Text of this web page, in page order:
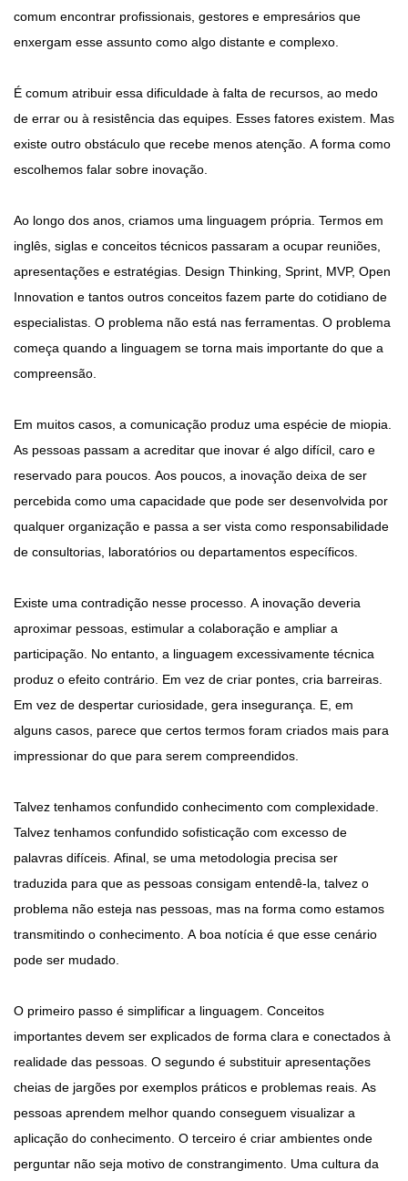
comum encontrar profissionais, gestores e empresários que
enxergam esse assunto como algo distante e complexo.
É comum atribuir essa dificuldade à falta de recursos, ao medo
de errar ou à resistência das equipes. Esses fatores existem. Mas
existe outro obstáculo que recebe menos atenção. A forma como
escolhemos falar sobre inovação.
Ao longo dos anos, criamos uma linguagem própria. Termos em
inglês, siglas e conceitos técnicos passaram a ocupar reuniões,
apresentações e estratégias. Design Thinking, Sprint, MVP, Open
Innovation e tantos outros conceitos fazem parte do cotidiano de
especialistas. O problema não está nas ferramentas. O problema
começa quando a linguagem se torna mais importante do que a
compreensão.
Em muitos casos, a comunicação produz uma espécie de miopia.
As pessoas passam a acreditar que inovar é algo difícil, caro e
reservado para poucos. Aos poucos, a inovação deixa de ser
percebida como uma capacidade que pode ser desenvolvida por
qualquer organização e passa a ser vista como responsabilidade
de consultorias, laboratórios ou departamentos específicos.
Existe uma contradição nesse processo. A inovação deveria
aproximar pessoas, estimular a colaboração e ampliar a
participação. No entanto, a linguagem excessivamente técnica
produz o efeito contrário. Em vez de criar pontes, cria barreiras.
Em vez de despertar curiosidade, gera insegurança. E, em
alguns casos, parece que certos termos foram criados mais para
impressionar do que para serem compreendidos.
Talvez tenhamos confundido conhecimento com complexidade.
Talvez tenhamos confundido sofisticação com excesso de
palavras difíceis. Afinal, se uma metodologia precisa ser
traduzida para que as pessoas consigam entendê-la, talvez o
problema não esteja nas pessoas, mas na forma como estamos
transmitindo o conhecimento. A boa notícia é que esse cenário
pode ser mudado.
O primeiro passo é simplificar a linguagem. Conceitos
importantes devem ser explicados de forma clara e conectados à
realidade das pessoas. O segundo é substituir apresentações
cheias de jargões por exemplos práticos e problemas reais. As
pessoas aprendem melhor quando conseguem visualizar a
aplicação do conhecimento. O terceiro é criar ambientes onde
perguntar não seja motivo de constrangimento. Uma cultura da